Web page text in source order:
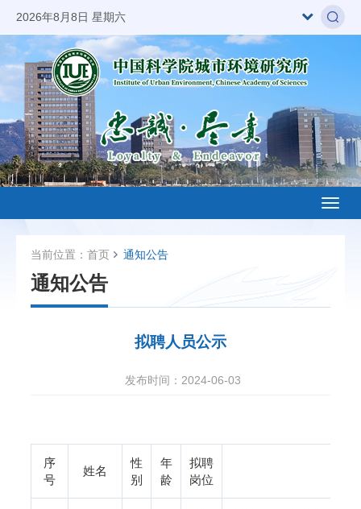
2026年8月8日 星期六
当前位置： 首页 通知公告
通知公告
拟聘人员公示
发布时间：2024-06-03
序
号
姓名
性
别
年
龄
拟聘
岗位